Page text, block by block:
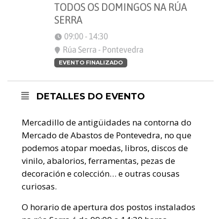
TODOS OS DOMINGOS NA RÚA
SERRA
09:00 - 14:30
Rúa Serra - Pontevedra
EVENTO FINALIZADO
DETALLES DO EVENTO
Mercadillo de antigüidades na contorna do
Mercado de Abastos de Pontevedra, no que
podemos atopar moedas, libros, discos de
vinilo, abalorios, ferramentas, pezas de
decoración e colección… e outras cousas
curiosas.
O horario de apertura dos postos instalados